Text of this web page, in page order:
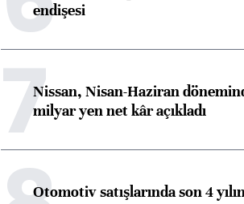
endişesi
7Nissan, Nisan-Haziran
milyar yen net kâr açıkladı
Otomotiv satışlarında son 4